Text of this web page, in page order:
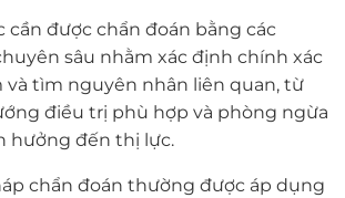
cần được chẩn đoán bằng các
sâu nhằm xác định chính xác
tìm nguyên nhân liên quan, từ
điều trị phù hợp và phòng ngừa
hưởng đến thị lực.
chẩn đoán thường được áp dụng